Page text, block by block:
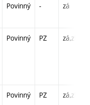
Povinný - zá
Povinný PZ zá,zk
Povinný PZ zá,zk